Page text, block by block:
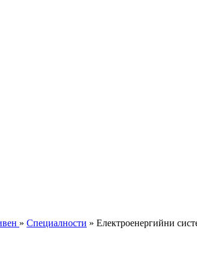
» Специалности » Електроенергийни